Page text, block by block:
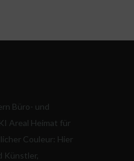
Büro- und
Areal Heimat für
Couleur: Hier
Künstler,